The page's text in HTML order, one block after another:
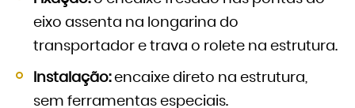
eixo assenta na longarina do
transportador e trava o rolete na estrutura.
Instalação:encaixe direto na estrutura,
sem ferramentas especiais.